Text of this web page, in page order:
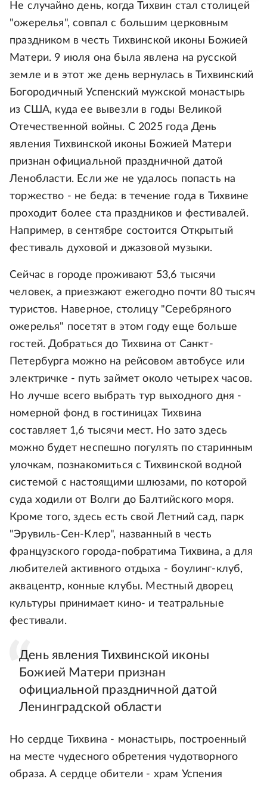
Не случайно день, когда Тихвин стал столицей
"ожерелья", совпал с большим церковным
праздником в честь Тихвинской иконы Божией
Матери. 9 июля она была явлена на русской
земле и в этот же день вернулась в Тихвинский
Богородичный Успенский мужской монастырь
из США, куда ее вывезли в годы Великой
Отечественной войны. С 2025 года День
явления Тихвинской иконы Божией Матери
признан официальной праздничной датой
Ленобласти. Если же не удалось попасть на
торжество - не беда: в течение года в Тихвине
проходит более ста праздников и фестивалей.
Например, в сентябре состоится Открытый
фестиваль духовой и джазовой музыки.
Сейчас в городе проживают 53,6 тысячи
человек, а приезжают ежегодно почти 80 тысяч
туристов. Наверное, столицу "Серебряного
ожерелья" посетят в этом году еще больше
гостей. Добраться до Тихвина от Санкт-
Петербурга можно на рейсовом автобусе или
электричке - путь займет около четырех часов.
Но лучше всего выбрать тур выходного дня -
номерной фонд в гостиницах Тихвина
составляет 1,6 тысячи мест. Но зато здесь
можно будет неспешно погулять по старинным
улочкам, познакомиться с Тихвинской водной
системой с настоящими шлюзами, по которой
суда ходили от Волги до Балтийского моря.
Кроме того, здесь есть свой Летний сад, парк
"Эрувиль-Сен-Клер", названный в честь
французского города-побратима Тихвина, а для
любителей активного отдыха - боулинг-клуб,
аквацентр, конные клубы. Местный дворец
культуры принимает кино- и театральные
фестивали.
День явления Тихвинской иконы
Божией Матери признан
официальной праздничной датой
Ленинградской области
Но сердце Тихвина - монастырь, построенный
на месте чудесного обретения чудотворного
образа. А сердце обители - храм Успения